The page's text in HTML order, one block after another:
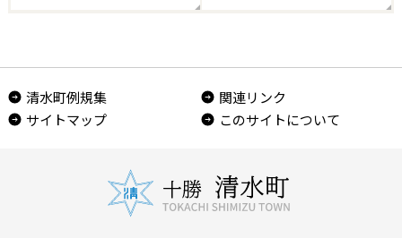
清水町例規集
関連リンク
サイトマップ
このサイトについて